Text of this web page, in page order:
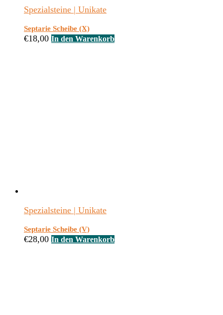
Spezialsteine | Unikate
Septarie Scheibe (X)
€18,00 In den Warenkorb
Spezialsteine | Unikate
Septarie Scheibe (V)
€28,00 In den Warenkorb